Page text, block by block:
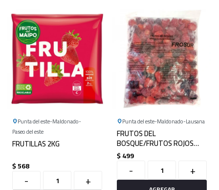
Punta del este Maldonado
Paseo del este
FRUTILLAS 2KG
$568
- +
Punta del este Maldonado Lausana
FRUTOS DEL
BOSQUE/FRUTOS ROJOS
1KG
$499
- +